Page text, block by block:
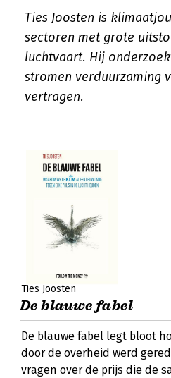
Ties Joosten is
sectoren met grote
luchtvaart. Hij
stromen verduurzaming
vertragen.
Ties Joosten
De blauwe fabel
De blauwe fabel legt bloot
door de overheid werd
vragen over de prijs die de